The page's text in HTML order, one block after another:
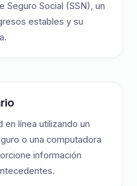
Seguro Social (SSN), un
estables y su
en línea utilizando un
o una computadora
información